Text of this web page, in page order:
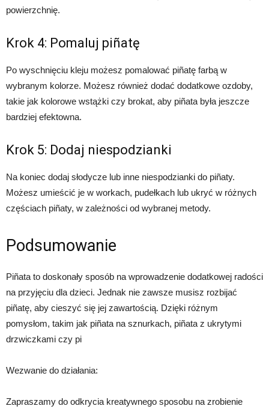
powierzchnię.
Krok 4: Pomaluj piñatę
Po wyschnięciu kleju możesz pomalować piñatę farbą w
wybranym kolorze. Możesz również dodać dodatkowe ozdoby,
takie jak kolorowe wstążki czy brokat, aby piñata była jeszcze
bardziej efektowna.
Krok 5: Dodaj niespodzianki
Na koniec dodaj słodycze lub inne niespodzianki do piñaty.
Możesz umieścić je w workach, pudełkach lub ukryć w różnych
częściach piñaty, w zależności od wybranej metody.
Podsumowanie
Piñata to doskonały sposób na wprowadzenie dodatkowej radości
na przyjęciu dla dzieci. Jednak nie zawsze musisz rozbijać
piñatę, aby cieszyć się jej zawartością. Dzięki różnym
pomysłom, takim jak piñata na sznurkach, piñata z ukrytymi
drzwiczkami czy pi
Wezwanie do działania:
Zapraszamy do odkrycia kreatywnego sposobu na zrobienie